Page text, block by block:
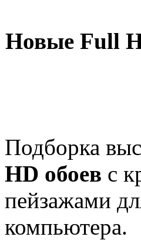
Новые Full
Подборка
HD обоев с
пейзажами
компьютера.